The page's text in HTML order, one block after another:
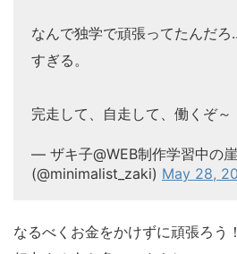
なんで独学で頑張ってたんだろ
すぎる。
完走して、自走して、働くぞ～
— ザキ子@WEB制作学習中の
(@minimalist_zaki) May 28,
なるべくお金をかけずに頑張ろう